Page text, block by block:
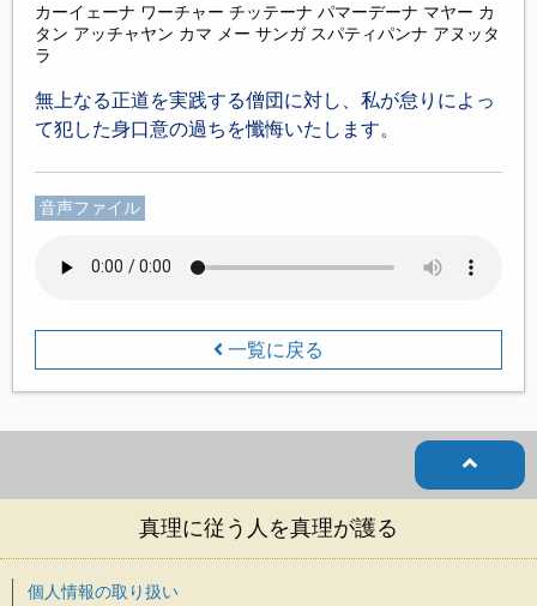
カーイェーナ ワーチャー チッテーナ パマーデーナ マヤー カ
タン アッチャヤン カマ メー サンガ スパティパンナ アヌッタ
ラ
無上なる正道を実践する僧団に対し、私が怠りによっ
て犯した身口意の過ちを懺悔いたします。
音声ファイル
一覧に戻る
真理に従う人を真理が護る
個人情報の取り扱い